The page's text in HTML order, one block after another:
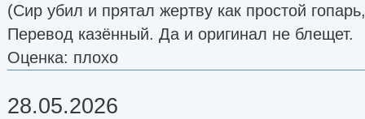
(Сир убил и прятал жертву как простой
Перевод казённый. Да и оригинал не блещет.
Оценка: плохо
28.05.2026